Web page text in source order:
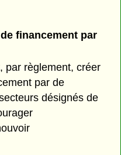
financement par
par règlement, créer
par de
désignés de